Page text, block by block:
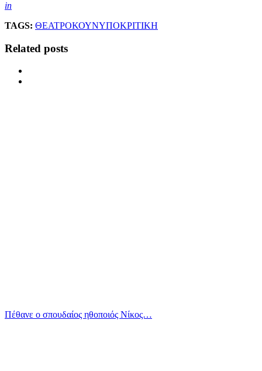
in
TAGS: ΘΕΑΤΡΟΚΟΥΝΥΠΟΚΡΙΤΙΚΗ
Related posts
Πέθανε ο σπουδαίος ηθοποιός Νίκος…